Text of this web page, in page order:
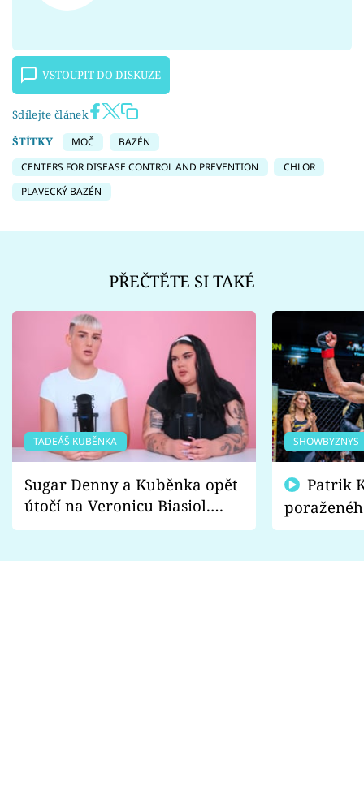
VSTOUPIT DO DISKUZE
Sdílejte článek
ŠTÍTKY
MOČ
BAZÉN
CENTERS FOR DISEASE CONTROL AND PREVENTION
CHLOR
PLAVECKÝ BAZÉN
PŘEČTĚTE SI TAKÉ
TADEÁŠ KUBĚNKA
Sugar Denny a Kuběnka opět
útočí na Veronicu Biasiol.
Proč je podle nich falešná a
SHOWBYZNYS
fanoušci